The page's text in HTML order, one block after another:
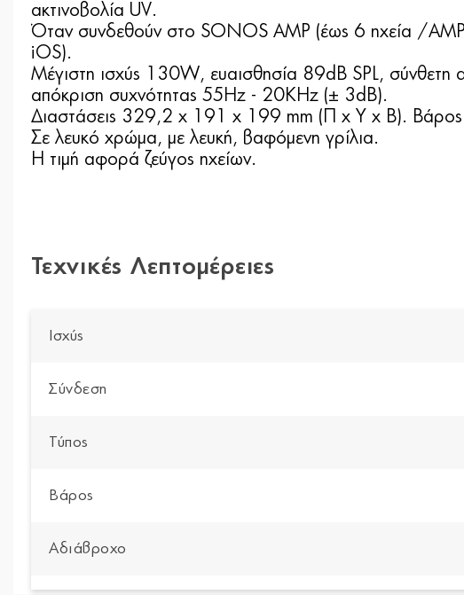
ακτινοβολία UV.
Όταν συνδεθούν στο SONOS AMP (έως 6 ηχεία /
iOS).
Μέγιστη ισχύς 130W, ευαισθησία 89dB SPL, σύνθετη
απόκριση συχνότητας 55Hz - 20KHz (± 3dB).
Διαστάσεις 329,2 x 191 x 199 mm (Π x Υ x B).
Σε λευκό χρώμα, με λευκή, βαφόμενη γρίλια.
Η τιμή αφορά ζεύγος ηχείων.
Τεχνικές Λεπτομέρειες
Ισχύς
Σύνδεση
Τύπος
Βάρος
Αδιάβροχο